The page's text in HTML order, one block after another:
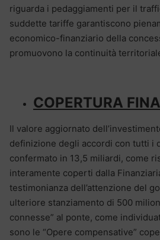
riguarda i pedaggiamenti per il
suddette tariffe garantiscono
economico-finanziario della
promuovono la continuità
COPERTURA
Il valore aggiornato
definizione degli accordi con tutti i
confermato in 13,5 miliardi, come
interamente coperti dalla
testimonianza dell’attenzione del
ulteriore stanziamento di 500
connesse” al ponte, come
sono le “Opere compensative”